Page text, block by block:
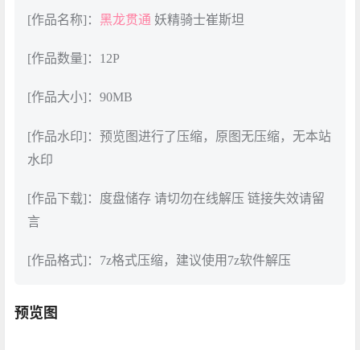
[作品名称]： 黑龙贯通 妖精骑士崔斯坦
[作品数量]：12P
[作品大小]：90MB
[作品水印]：预览图进行了压缩，原图无压缩，无本站
水印
[作品下载]：度盘储存 请切勿在线解压 链接失效请留
言
[作品格式]：7z格式压缩，建议使用7z软件解压
预览图